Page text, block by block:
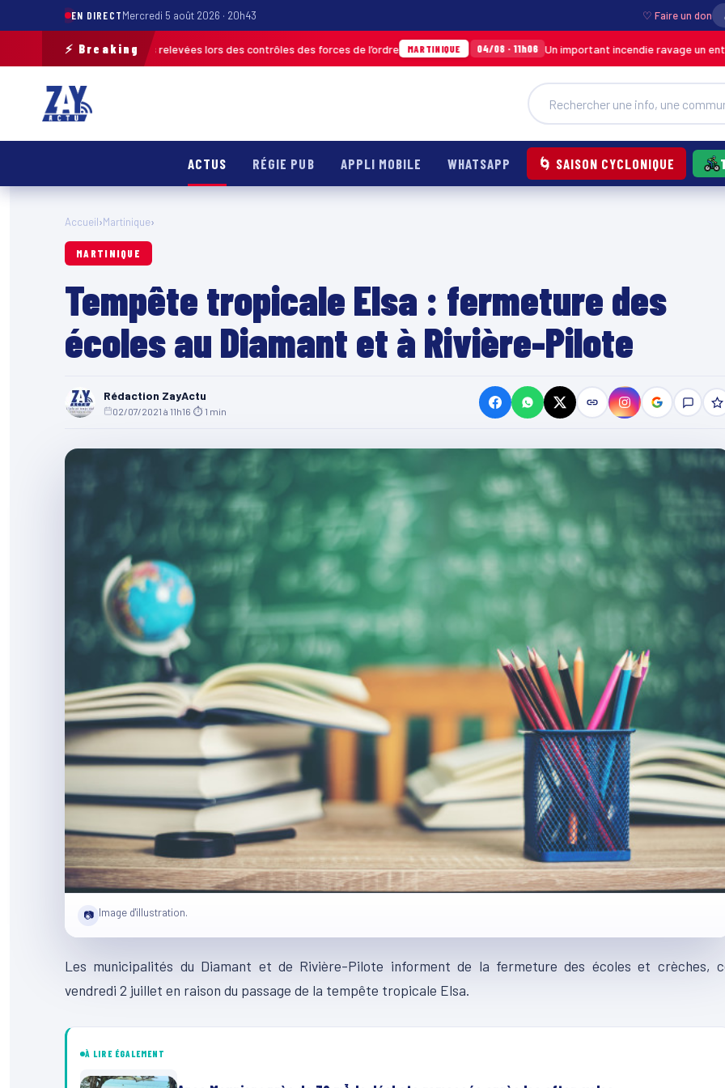
EN DIRECTMercredi 5 août 2026 · 20h43 ♡ Faire un don
⚡ Breaking
120 infractions relevées lors des contrôles des forces de l’ordre MARTINIQUE 04/08 · 11h06 Un important incendie ravage un entrepôt de
ACTUS RÉGIE PUB APPLI MOBILE WHATSAPP 🌀 SAISON CYCLONIQUE
Accueil›Martinique›
MARTINIQUE
Tempête tropicale Elsa : fermeture des
écoles au Diamant et à Rivière-Pilote
Rédaction ZayActu
02/07/2021 à 11h16 ⏱ 1 min
📷 Image d'illustration.
Les municipalités du Diamant et de Rivière-Pilote informent de la fermeture des écoles et crèches,
vendredi 2 juillet en raison du passage de la tempête tropicale Elsa.
À LIRE ÉGALEMENT